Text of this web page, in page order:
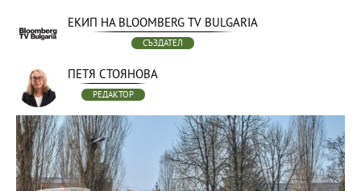
ЕКИП НА BLOOMBERG TV BULGARIA
СЪЗДАТЕЛ
ПЕТЯ СТОЯНОВА
РЕДАКТОР